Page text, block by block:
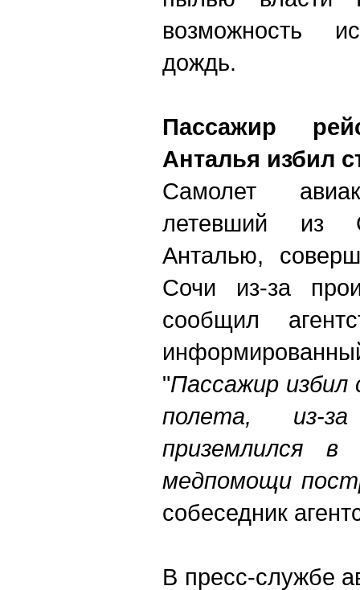
возможность
дождь.
Пассажир
Анталья избил
Самолет
летевший из
Анталью,
Сочи из-за
сообщил
"Пассажир избил
полета, из-
приземлился в
медпомощи
собеседник
В пресс-службе